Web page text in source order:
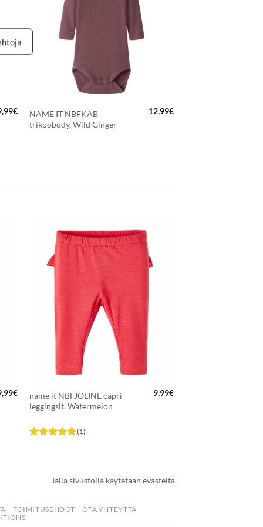
€
NAME IT NBFKAB
trikoobody, Wild Ginger
12,99€
€
SUOSIKKEIHIN
name it NBFJOLINE capri
leggingsit, Watermelon
(1)
9,99€
Tällä sivustolla käytetään evästeitä.
TOIMITUSEHDOT
OTA YHTEYTTÄ